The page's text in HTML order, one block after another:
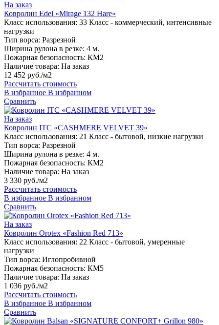
На заказ
Ковролин Edel «Mirage 132 Hare»
Класс использования: 33 Класс - коммерческий, интенсивные
нагрузки
Тип ворса: Разрезной
Ширина рулона в резке: 4 м.
Пожарная безопасность: КМ2
Наличие товара: На заказ
12 452 руб./м2
Рассчитать стоимость
В избранное В избранном
Сравнить
На заказ
Ковролин ITC «CASHMERE VELVET 39»
Класс использования: 21 Класс - бытовой, низкие нагрузки
Тип ворса: Разрезной
Ширина рулона в резке: 4 м.
Пожарная безопасность: КМ2
Наличие товара: На заказ
3 330 руб./м2
Рассчитать стоимость
В избранное В избранном
Сравнить
На заказ
Ковролин Orotex «Fashion Red 713»
Класс использования: 22 Класс - бытовой, умеренные
нагрузки
Тип ворса: Иглопробивной
Пожарная безопасность: КМ5
Наличие товара: На заказ
1 036 руб./м2
Рассчитать стоимость
В избранное В избранном
Сравнить